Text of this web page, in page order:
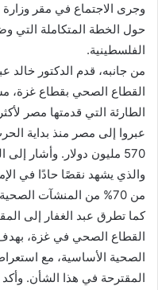
وجرى الاجتماع في مقر
حول الخطة المتكاملة التي
الفلسطينية.
من جانبه، قدم الدكتور خالد
القطاع الصحي بقطاع غزة،
عبروا إلى مصر منذ بداية
570 مليون دولار. وأشار
والذي يشهد نقصًا حادًا في
من 70% من المنشآت الصحية في القطاع عن الخدمة.
كما تطرق عبد الغفار إلى
القطاع الصحي في غزة، بهدف
الصحية الأساسية، مع
المقترحة في هذا الشأن.